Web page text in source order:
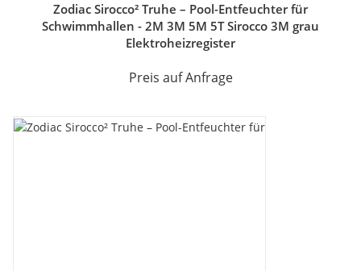
Zodiac Sirocco² Truhe – Pool-Entfeuchter für
Schwimmhallen - 2M 3M 5M 5T Sirocco 3M grau
Elektroheizregister
Preis auf Anfrage